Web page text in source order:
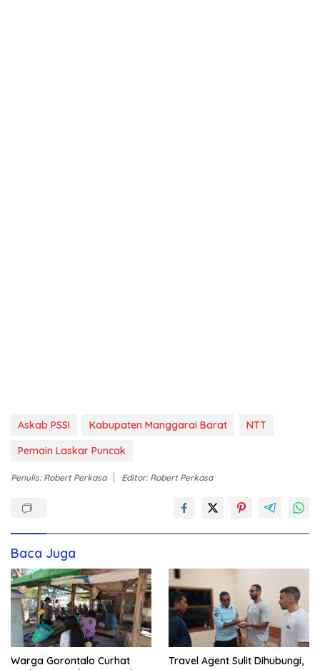
Askab PSSI Kabupaten Manggarai Barat
NTT
Pemain Laskar Puncak
Penulis: Robert Perkasa Editor: Robert Perkasa
Baca Juga
Warga Gorontalo Curhat
Travel Agent Sulit Dihubungi,